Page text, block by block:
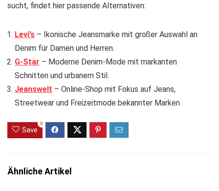
sucht, findet hier passende Alternativen:
Levi’s – Ikonische Jeansmarke mit großer Auswahl an
Denim für Damen und Herren.
G-Star – Moderne Denim-Mode mit markanten
Schnitten und urbanem Stil.
Jeanswelt – Online-Shop mit Fokus auf Jeans,
Streetwear und Freizeitmode bekannter Marken
Save
0
Ähnliche Artikel